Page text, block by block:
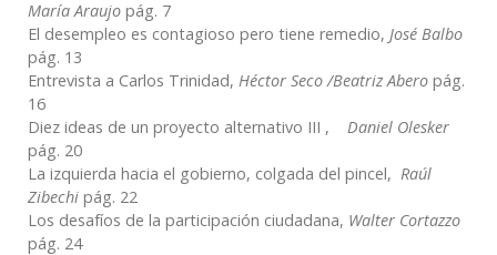
María Araujo pág. 7
El desempleo es contagioso pero tiene remedio, José Balbo
pág. 13
Entrevista a Carlos Trinidad, Héctor Seco /Beatriz Abero pág.
16
Diez ideas de un proyecto alternativo III , Daniel Olesker
pág. 20
La izquierda hacia el gobierno, colgada del pincel, Raúl
Zibechi pág. 22
Los desafíos de la participación ciudadana, Walter Cortazzo
pág. 24